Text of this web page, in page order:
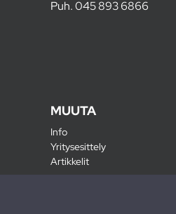
Puh.045 893 6866
MUUTA
Info
Yritysesittely
Artikkelit